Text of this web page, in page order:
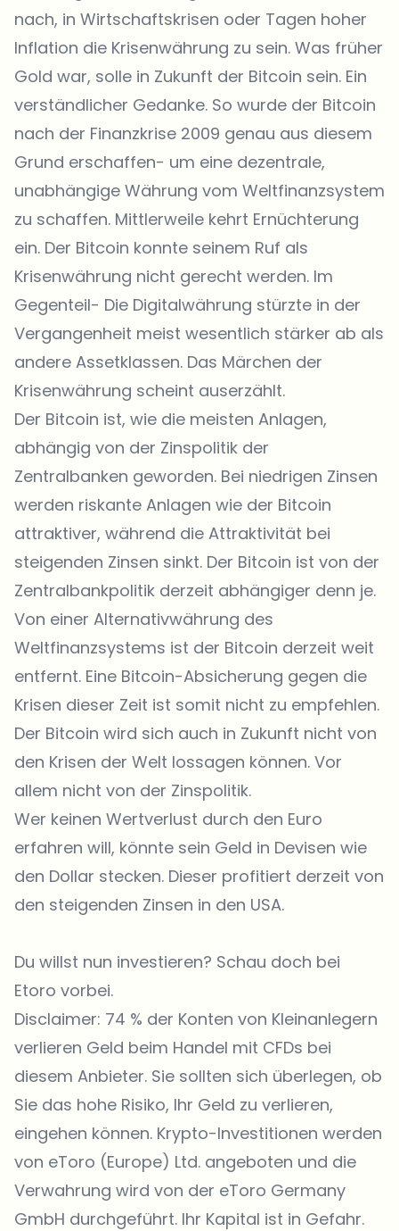
nach, in Wirtschaftskrisen oder Tagen hoher
Inflation die Krisenwährung zu sein. Was früher
Gold war, solle in Zukunft der Bitcoin sein. Ein
verständlicher Gedanke. So wurde der Bitcoin
nach der Finanzkrise 2009 genau aus diesem
Grund erschaffen- um eine dezentrale,
unabhängige Währung vom Weltfinanzsystem
zu schaffen. Mittlerweile kehrt Ernüchterung
ein. Der Bitcoin konnte seinem Ruf als
Krisenwährung nicht gerecht werden. Im
Gegenteil- Die Digitalwährung stürzte in der
Vergangenheit meist wesentlich stärker ab als
andere Assetklassen. Das Märchen der
Krisenwährung scheint auserzählt.
Der Bitcoin ist, wie die meisten Anlagen,
abhängig von der Zinspolitik der
Zentralbanken geworden. Bei niedrigen Zinsen
werden riskante Anlagen wie der Bitcoin
attraktiver, während die Attraktivität bei
steigenden Zinsen sinkt. Der Bitcoin ist von der
Zentralbankpolitik derzeit abhängiger denn je.
Von einer Alternativwährung des
Weltfinanzsystems ist der Bitcoin derzeit weit
entfernt. Eine Bitcoin-Absicherung gegen die
Krisen dieser Zeit ist somit nicht zu empfehlen.
Der Bitcoin wird sich auch in Zukunft nicht von
den Krisen der Welt lossagen können. Vor
allem nicht von der Zinspolitik.
Wer keinen Wertverlust durch den Euro
erfahren will, könnte sein Geld in Devisen wie
den Dollar stecken. Dieser profitiert derzeit von
den steigenden Zinsen in den USA.
Du willst nun investieren? Schau doch bei
Etoro vorbei.
Disclaimer: 74 % der Konten von Kleinanlegern
verlieren Geld beim Handel mit CFDs bei
diesem Anbieter. Sie sollten sich überlegen, ob
Sie das hohe Risiko, Ihr Geld zu verlieren,
eingehen können. Krypto-Investitionen werden
von eToro (Europe) Ltd. angeboten und die
Verwahrung wird von der eToro Germany
GmbH durchgeführt. Ihr Kapital ist in Gefahr.